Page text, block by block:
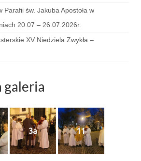
Palmowa 2023
2022
24.10.2022r.
Parafii św. Jakuba Apostoła w
20.07 – 26.07.2026r.
XV Niedziela Zwykła –
galeria
3a 11